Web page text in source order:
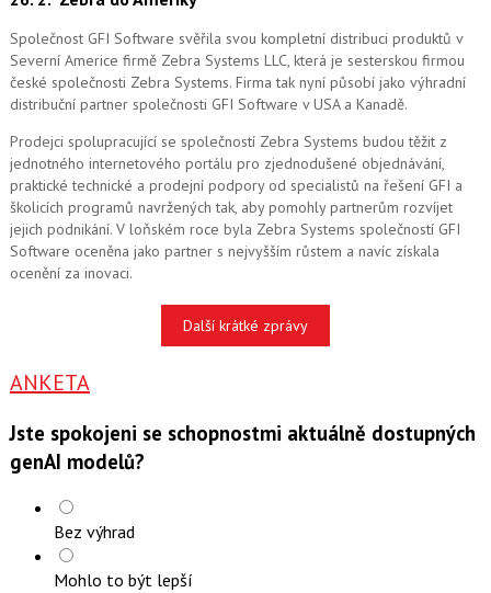
Společnost GFI Software svěřila svou kompletní distribuci produktů v
Severní Americe firmě Zebra Systems LLC, která je sesterskou firmou
české společnosti Zebra Systems. Firma tak nyní působí jako výhradní
distribuční partner společnosti GFI Software v USA a Kanadě.
Prodejci spolupracující se společností Zebra Systems budou těžit z
jednotného internetového portálu pro zjednodušené objednávání,
praktické technické a prodejní podpory od specialistů na řešení GFI a
školicích programů navržených tak, aby pomohly partnerům rozvíjet
jejich podnikání. V loňském roce byla Zebra Systems společností GFI
Software oceněna jako partner s nejvyšším růstem a navíc získala
ocenění za inovaci.
Další krátké zprávy
ANKETA
Jste spokojeni se schopnostmi aktuálně dostupných
genAI modelů?
Bez výhrad
Mohlo to být lepší